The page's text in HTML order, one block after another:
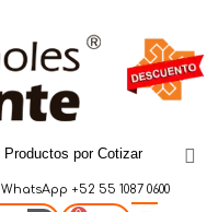
Productos por Cotizar
WhatsApp +52 55 1087 0600